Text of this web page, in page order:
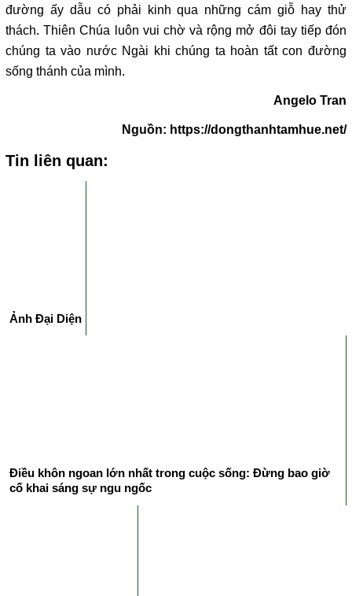
đường ấy dẫu có phải kinh qua những cám giỗ hay thử
thách. Thiên Chúa luôn vui chờ và rộng mở đôi tay tiếp đón
chúng ta vào nước Ngài khi chúng ta hoàn tất con đường
sống thánh của mình.
Angelo Tran
Nguồn: https://dongthanhtamhue.net/
Tin liên quan:
Ảnh Đại Diện
Điều khôn ngoan lớn nhất trong cuộc sống: Đừng bao giờ
cố khai sáng sự ngu ngốc